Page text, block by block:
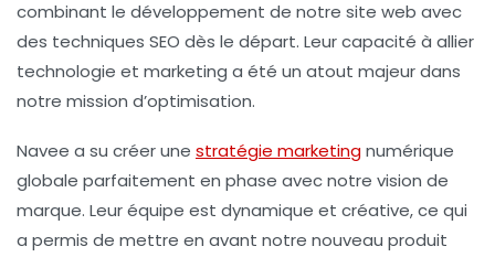
combinant le développement de notre site web avec
des techniques SEO dès le départ. Leur capacité à allier
technologie et marketing a été un atout majeur dans
notre mission d’optimisation.
Navee a su créer une stratégie marketingnumérique
globale parfaitement en phase avec notre vision de
marque. Leur équipe est dynamique et créative, ce qui
a permis de mettre en avant notre nouveau produit